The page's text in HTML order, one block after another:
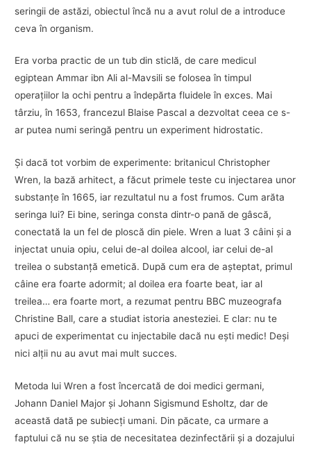
seringii de astăzi, obiectul încă nu a avut rolul de a introduce
ceva în organism.
Era vorba practic de un tub din sticlă, de care medicul
egiptean Ammar ibn Ali al-Mavsili se folosea în timpul
operaţiilor la ochi pentru a îndepărta fluidele în exces. Mai
târziu, în 1653, francezul Blaise Pascal a dezvoltat ceea ce s-
ar putea numi seringă pentru un experiment hidrostatic.
Şi dacă tot vorbim de experimente: britanicul Christopher
Wren, la bază arhitect, a făcut primele teste cu injectarea unor
substanţe în 1665, iar rezultatul nu a fost frumos. Cum arăta
seringa lui? Ei bine, seringa consta dintr-o pană de gâscă,
conectată la un fel de ploscă din piele. Wren a luat 3 câini şi a
injectat unuia opiu, celui de-al doilea alcool, iar celui de-al
treilea o substanţă emetică. După cum era de aşteptat, primul
câine era foarte adormit; al doilea era foarte beat, iar al
treilea… era foarte mort, a rezumat pentru BBC muzeografa
Christine Ball, care a studiat istoria anesteziei. E clar: nu te
apuci de experimentat cu injectabile dacă nu eşti medic! Deşi
nici alţii nu au avut mai mult succes.
Metoda lui Wren a fost încercată de doi medici germani,
Johann Daniel Major şi Johann Sigismund Esholtz, dar de
această dată pe subiecţi umani. Din păcate, ca urmare a
faptului că nu se ştia de necesitatea dezinfectării şi a dozajului